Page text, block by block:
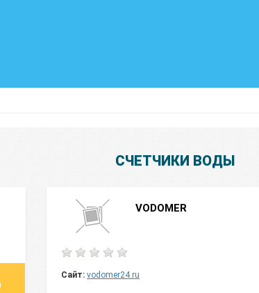
СЧЕТЧИКИ ВОДЫ
VODOMER
Сайт: vodomer24.ru